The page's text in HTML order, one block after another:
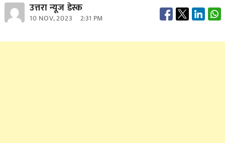
उत्तरा न्यूज डेस्क
10 NOV, 2023 2:31 PM